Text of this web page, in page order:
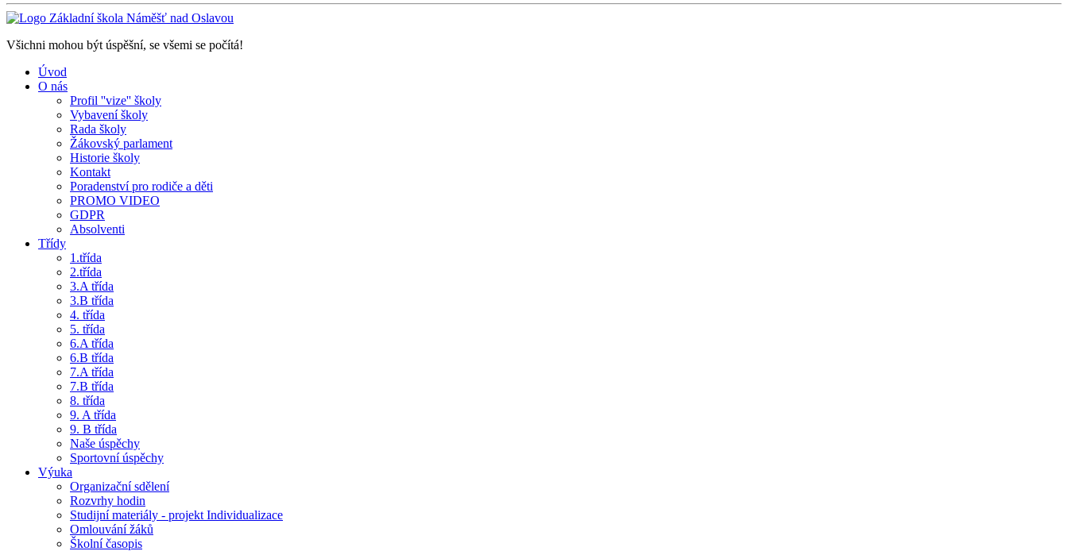
Všichni mohou být úspěšní, se všemi se počítá!
Úvod
O nás
Profil ''vize'' školy
Vybavení školy
Rada školy
Žákovský parlament
Historie školy
Kontakt
Poradenství pro rodiče a děti
PROMO VIDEO
GDPR
Absolventi
Třídy
1.třída
2.třída
3.A třída
3.B třída
4. třída
5. třída
6.A třída
6.B třída
7.A třída
7.B třída
8. třída
9. A třída
9. B třída
Naše úspěchy
Sportovní úspěchy
Výuka
Organizační sdělení
Rozvrhy hodin
Studijní materiály - projekt Individualizace
Omlouvání žáků
Školní časopis